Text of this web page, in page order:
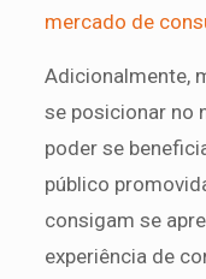
mercado de
Adicionalmente,
se posicionar no
poder se
público
consigam se
experiência de